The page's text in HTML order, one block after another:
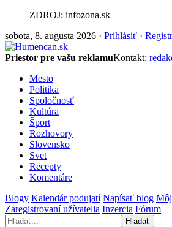
ZDROJ: infozona.sk
sobota, 8. augusta 2026 · Prihlásiť ·
Priestor pre vašu reklamuKontakt:
Mesto
Politika
Spoločnosť
Kultúra
Šport
Rozhovory
Slovensko
Svet
Recepty
Komentáre
Blogy Kalendár podujatí Napísať blog
Zaregistrovaní užívatelia Inzercia Fórum
Hľadať